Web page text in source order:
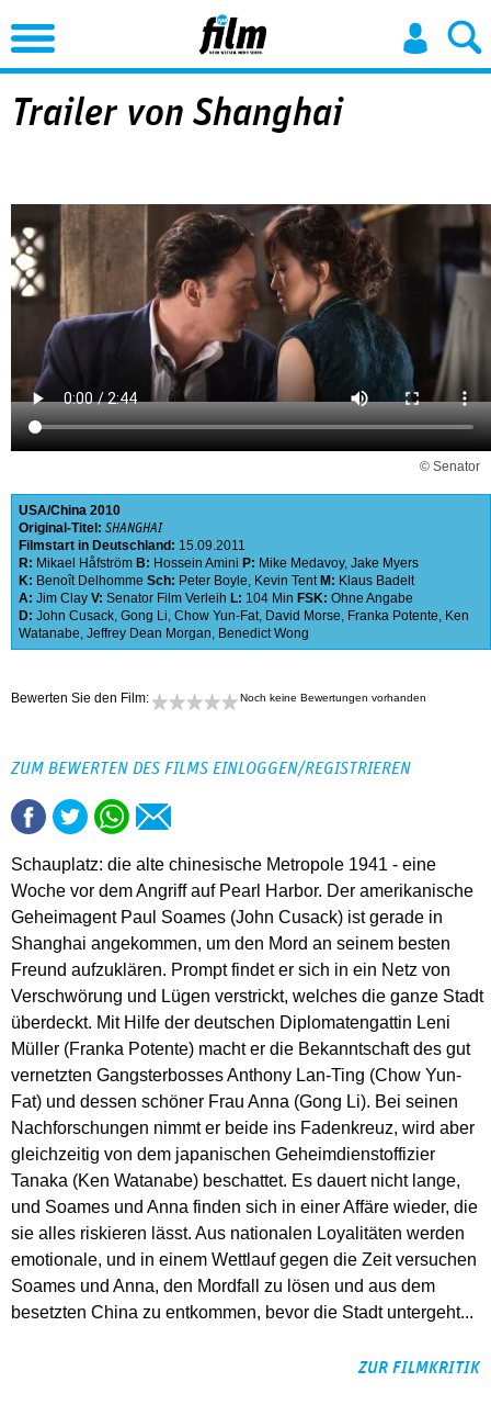
Jump to Navigation
Trailer von Shanghai
© Senator
USA China 2010
Original-Titel: SHANGHAI
Filmstart in Deutschland: 15.09.2011
R: Mikael Håfström B: Hossein Amini P: Mike Medavoy, Jake Myers
K: Benoît Delhomme Sch: Peter Boyle, Kevin Tent M: Klaus Badelt
A: Jim Clay V: Senator Film Verleih L: 104 Min FSK: Ohne Angabe
D: John Cusack, Gong Li, Chow Yun-Fat, David Morse, Franka Potente, Ken
Watanabe, Jeffrey Dean Morgan, Benedict Wong
Bewerten Sie den Film: Noch keine Bewertungen vorhanden
ZUM BEWERTEN DES FILMS EINLOGGEN/REGISTRIEREN
Schauplatz: die alte chinesische Metropole 1941 - eine
Woche vor dem Angriff auf Pearl Harbor. Der amerikanische
Geheimagent Paul Soames (John Cusack) ist gerade in
Shanghai angekommen, um den Mord an seinem besten
Freund aufzuklären. Prompt findet er sich in ein Netz von
Verschwörung und Lügen verstrickt, welches die ganze Stadt
überdeckt. Mit Hilfe der deutschen Diplomatengattin Leni
Müller (Franka Potente) macht er die Bekanntschaft des gut
vernetzten Gangsterbosses Anthony Lan-Ting (Chow Yun-
Fat) und dessen schöner Frau Anna (Gong Li). Bei seinen
Nachforschungen nimmt er beide ins Fadenkreuz, wird aber
gleichzeitig von dem japanischen Geheimdienstoffizier
Tanaka (Ken Watanabe) beschattet. Es dauert nicht lange,
und Soames und Anna finden sich in einer Affäre wieder, die
sie alles riskieren lässt. Aus nationalen Loyalitäten werden
emotionale, und in einem Wettlauf gegen die Zeit versuchen
Soames und Anna, den Mordfall zu lösen und aus dem
besetzten China zu entkommen, bevor die Stadt untergeht...
ZUR FILMKRITIK